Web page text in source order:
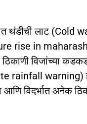
लाट (Cold
rise in
विजांच्या
warning)
आणि विदर्भात अनेक